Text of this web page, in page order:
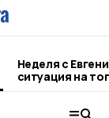
Неделя с
ситуация на
городе и